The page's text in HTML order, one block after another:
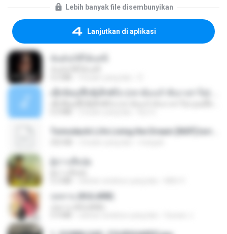
Lebih banyak file disembunyikan
Lanjutkan di aplikasi
กุหลาบ (KULARB)